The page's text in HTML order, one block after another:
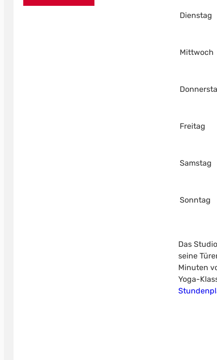
Dienstag
Mittwoch
Freitag
Samstag
Sonntag
Das
seine
Minuten
Yoga-